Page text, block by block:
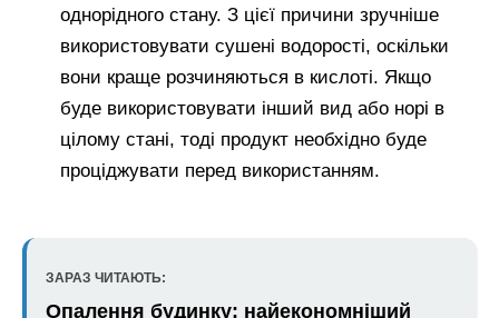
однорідного стану. З цієї причини зручніше
використовувати сушені водорості, оскільки
вони краще розчиняються в кислоті. Якщо
буде використовувати інший вид або норі в
цілому стані, тоді продукт необхідно буде
проціджувати перед використанням.
ЗАРАЗ ЧИТАЮТЬ:
Опалення будинку: найекономніший